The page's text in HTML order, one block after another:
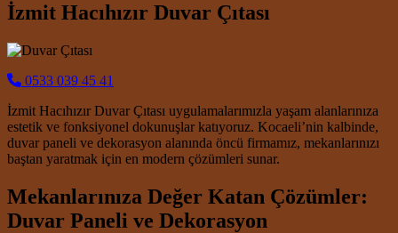
İzmit Hacıhızır Duvar Çıtası
0533 039 45 41
İzmit Hacıhızır Duvar Çıtası uygulamalarımızla yaşam alanlarınıza
estetik ve fonksiyonel dokunuşlar katıyoruz. Kocaeli’nin kalbinde,
duvar paneli ve dekorasyon alanında öncü firmamız, mekanlarınızı
baştan yaratmak için en modern çözümleri sunar.
Mekanlarınıza Değer Katan Çözümler:
Duvar Paneli ve Dekorasyon